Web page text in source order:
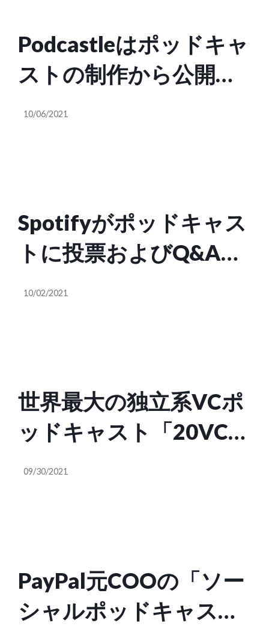
Podcastleはポッドキャ
ストの制作から公開ま
でできるオールインワ
10/06/2021
Spotifyがポッドキャス
トに投票およびQ&A機
能を追加
10/02/2021
世界最大の独立系VCポ
ッドキャスト「20VC」
ハリー・ステビングス
09/30/2021
PayPal元COOの「ソー
シャルポッドキャステ